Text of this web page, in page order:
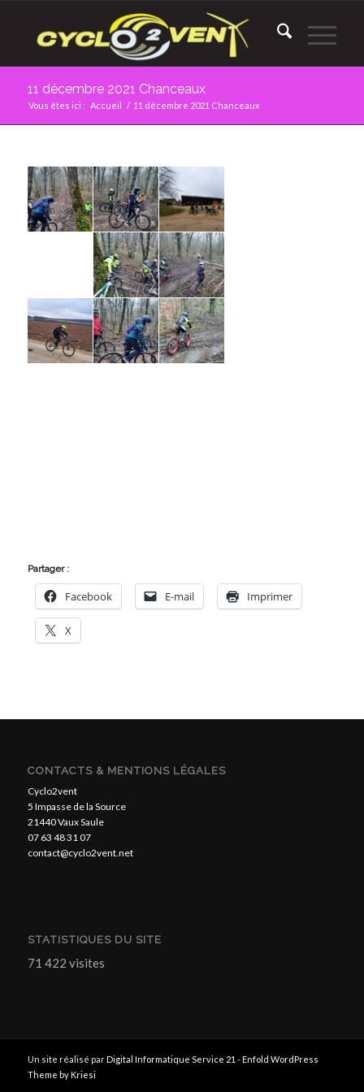
11 décembre 2021 Chanceaux
Vous êtes ici : Accueil / 11 décembre 2021 Chanceaux
Partager :
Facebook E-mail Imprimer
X
CONTACTS & MENTIONS LÉGALES
Cyclo2vent
5 Impasse de la Source
21440 Vaux Saule
07 63 48 31 07
contact@cyclo2vent.net
STATISTIQUES DU SITE
71 422 visites
Un site réalisé parDigital Informatique Service 21 -Enfold WordPress
Theme by Kriesi